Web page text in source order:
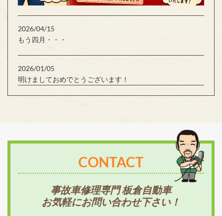
2026/04/15
もう四月・・・
2026/01/05
明けましておめでとうございます！
CONTACT
事故車修理専門 板倉自動車
お気軽にお問い合わせ下さい！